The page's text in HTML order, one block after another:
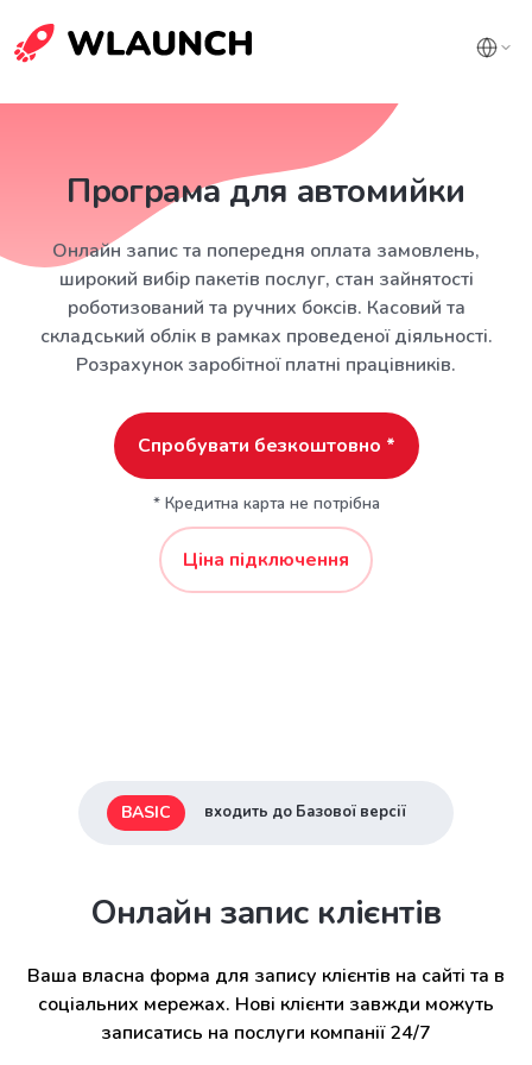
Програма для автомийки
Онлайн запис та попередня оплата замовлень,
широкий вибір пакетів послуг, стан зайнятості
роботизований та ручних боксів. Касовий та
складський облік в рамках проведеної діяльності.
Розрахунок заробітної платні працівників.
Спробувати безкоштовно *
* Кредитна карта не потрібна
Ціна підключення
BASIC входить до Базової версії
Онлайн запис клієнтів
Ваша власна форма для запису клієнтів на сайті та в
соціальних мережах. Нові клієнти завжди можуть
записатись на послуги компанії 24/7